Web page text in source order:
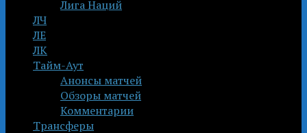
Лига Наций
ЛЧ
ЛЕ
ЛК
Тайм-Аут
Анонсы матчей
Обзоры матчей
Комментарии
Трансферы